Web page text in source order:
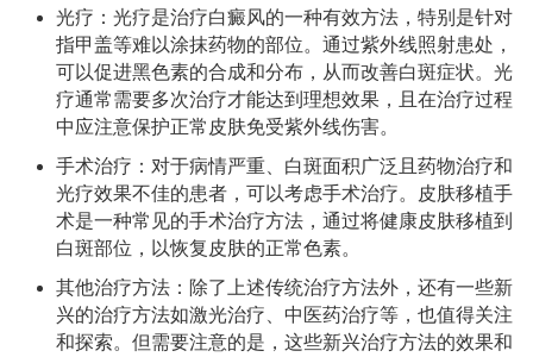
光疗：光疗是治疗白癜风的一种有效方法，特别是针对
指甲盖等难以涂抹药物的部位。通过紫外线照射患处，
可以促进黑色素的合成和分布，从而改善白斑症状。光
疗通常需要多次治疗才能达到理想效果，且在治疗过程
中应注意保护正常皮肤免受紫外线伤害。
手术治疗：对于病情严重、白斑面积广泛且药物治疗和
光疗效果不佳的患者，可以考虑手术治疗。皮肤移植手
术是一种常见的手术治疗方法，通过将健康皮肤移植到
白斑部位，以恢复皮肤的正常色素。
其他治疗方法：除了上述传统治疗方法外，还有一些新
兴的治疗方法如激光治疗、中医药治疗等，也值得关注
和探索。但需要注意的是，这些新兴治疗方法的效果和